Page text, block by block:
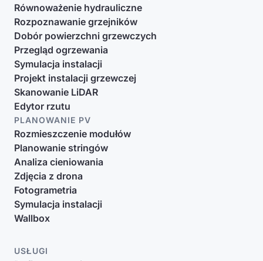
Równoważenie hydrauliczne
Rozpoznawanie grzejników
Dobór powierzchni grzewczych
Przegląd ogrzewania
Symulacja instalacji
Projekt instalacji grzewczej
Skanowanie LiDAR
Edytor rzutu
PLANOWANIE PV
Rozmieszczenie modułów
Planowanie stringów
Analiza cieniowania
Zdjęcia z drona
Fotogrametria
Symulacja instalacji
Wallbox
USŁUGI